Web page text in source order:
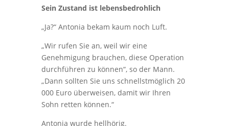
Sein Zustand ist lebensbedrohlich
„Ja?“ Antonia bekam kaum noch Luft.
„Wir rufen Sie an, weil wir eine
Genehmigung brauchen, diese Operation
durchführen zu können“, so der Mann.
„Dann sollten Sie uns schnellstmöglich 20
000 Euro überweisen, damit wir Ihren
Sohn retten können.“
Antonia wurde hellhörig.